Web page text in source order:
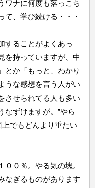
ワナに何度も落っこち
て、学び続ける・・・
することがよくあっ
を持っていますが、中
とか「もっと、わかり
うな感想を言う人がい
させられてる人も多い
なずけますが。”やら
上でもどんより重たい
００％。やる気の塊。
なぎるものがあります